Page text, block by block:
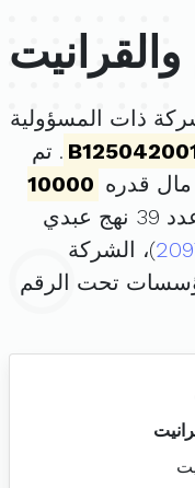
ذات المسؤولية
. تم
10000
، ويقع مقرها الرئيسي في عدد 39 نهج عبدي
)، الشركة
تحت الرقم